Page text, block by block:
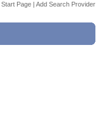
Start Page | Add Search Provider